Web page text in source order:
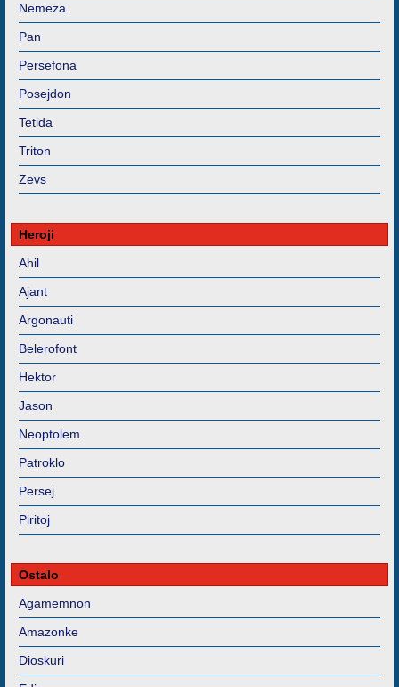
Nemeza
Pan
Persefona
Posejdon
Tetida
Triton
Zevs
Heroji
Ahil
Ajant
Argonauti
Belerofont
Hektor
Jason
Neoptolem
Patroklo
Persej
Piritoj
Ostalo
Agamemnon
Amazonke
Dioskuri